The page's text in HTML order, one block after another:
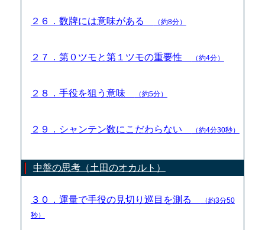
２６．数牌には意味がある （約8分）
２７．第０ツモと第１ツモの重要性 （約4分）
２８．手役を狙う意味 （約5分）
２９．シャンテン数にこだわらない （約4分30秒）
中盤の思考（土田のオカルト）
３０．運量で手役の見切り巡目を測る
（約3分50
秒）